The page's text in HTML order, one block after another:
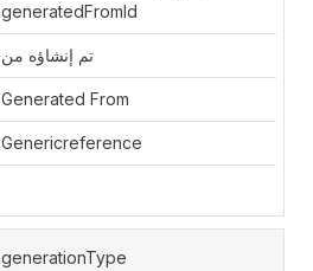
generatedFromId
تم إنشاؤه من
Generated From
Genericreference
generationType